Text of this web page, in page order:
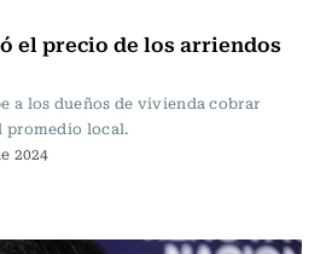
el precio de los arriendos
a los dueños de vivienda cobrar
promedio local.
2024